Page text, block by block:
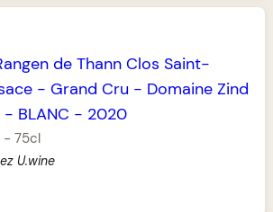
de Thann Clos Saint-
- Grand Cru - Domaine Zind
- BLANC - 2020
- 75cl
U.wine